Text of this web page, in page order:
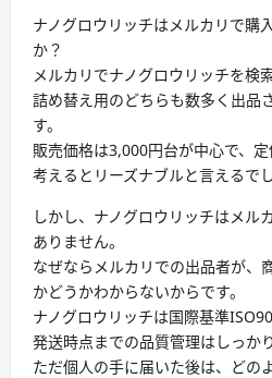
ナノグロウリッチはメルカリで購
か？
メルカリでナノグロウリッチを検
詰め替え用のどちらも数多く出品
す。
販売価格は3,000円台が中心で、
考えるとリーズナブルと言えるでし
しかし、ナノグロウリッチはメル
ありません。
なぜならメルカリでの出品者が、
かどうかわからないからです。
ナノグロウリッチは国際基準
発送時点までの品質管理はしっか
ただ個人の手に届いた後は、どの